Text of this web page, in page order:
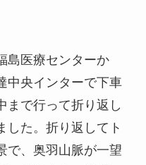
島医療センターか
中央インターで下車
まで行って折り返し
した。折り返してト
で、奥羽山脈が一望